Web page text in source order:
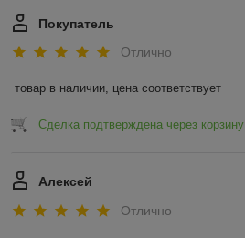
Покупатель
Отлично
товар в наличии, цена соответствует
Сделка подтверждена через корзину
Алексей
Отлично